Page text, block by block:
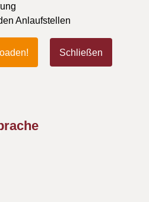
Anlaufstellen
Schließen